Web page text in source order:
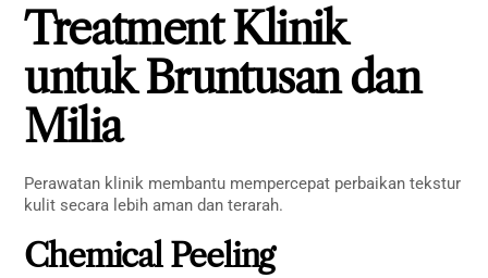
Treatment Klinik
untuk Bruntusan dan
Milia
Perawatan klinik membantu mempercepat perbaikan tekstur
kulit secara lebih aman dan terarah.
Chemical Peeling